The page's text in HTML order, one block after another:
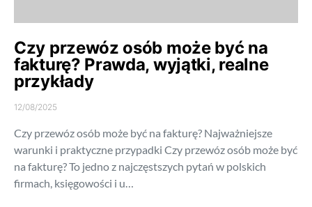
Czy przewóz osób może być na
fakturę? Prawda, wyjątki, realne
przykłady
12/08/2025
Czy przewóz osób może być na fakturę? Najważniejsze
warunki i praktyczne przypadki Czy przewóz osób może być
na fakturę? To jedno z najczęstszych pytań w polskich
firmach, księgowości i u…